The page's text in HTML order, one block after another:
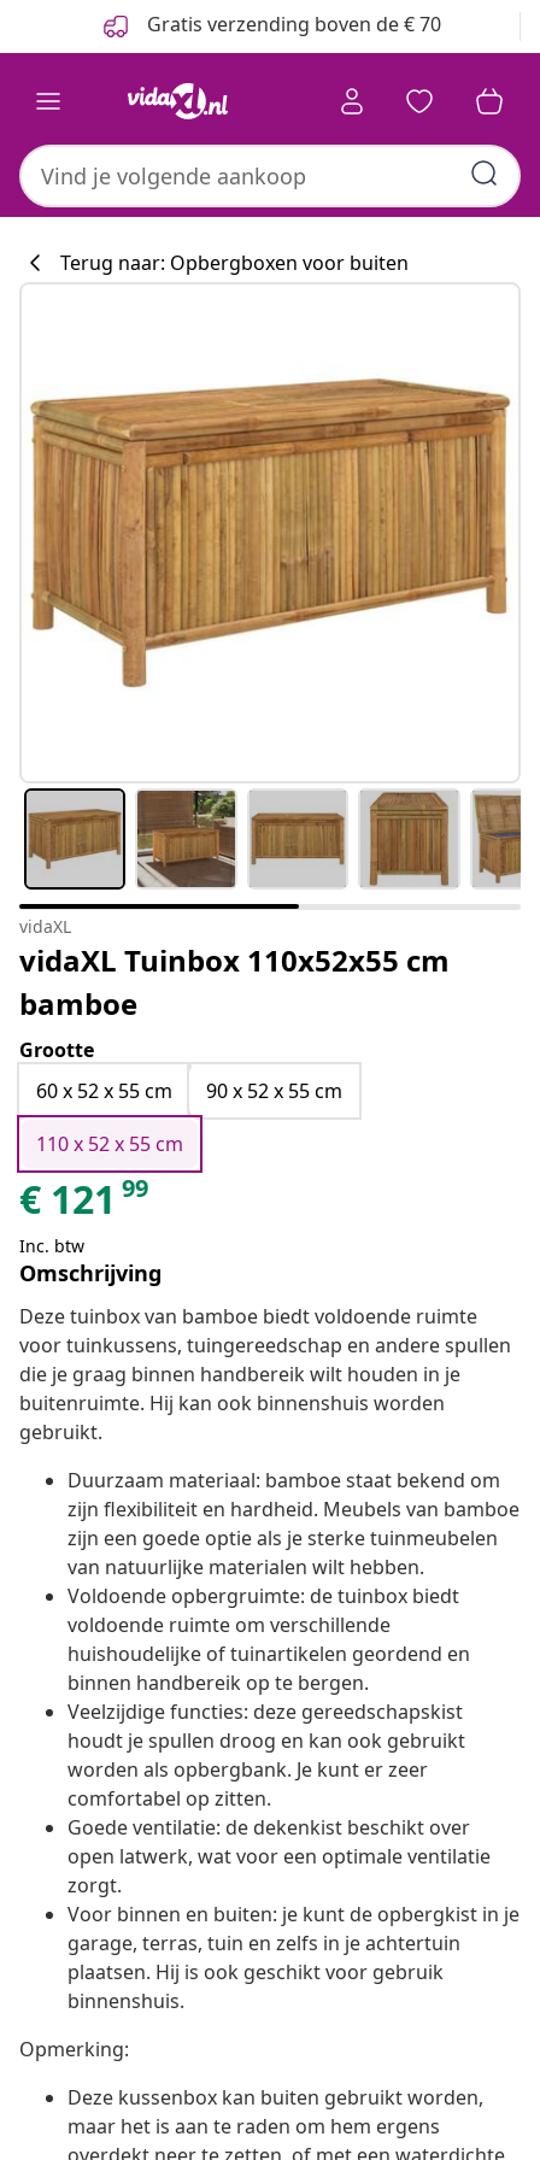
Gratis verzending boven de € 70
Terug naar: Opbergboxen voor buiten
vidaXL
vidaXL Tuinbox 110x52x55 cm
bamboe
Grootte
60 x 52 x 55 cm
90 x 52 x 55 cm
110 x 52 x 55 cm
€ 121 99
Inc. btw
Omschrijving
Deze tuinbox van bamboe biedt voldoende ruimte
voor tuinkussens, tuingereedschap en andere spullen
die je graag binnen handbereik wilt houden in je
buitenruimte. Hij kan ook binnenshuis worden
gebruikt.
Duurzaam materiaal: bamboe staat bekend om
zijn flexibiliteit en hardheid. Meubels van bamboe
zijn een goede optie als je sterke tuinmeubelen
van natuurlijke materialen wilt hebben.
Voldoende opbergruimte: de tuinbox biedt
voldoende ruimte om verschillende
huishoudelijke of tuinartikelen geordend en
binnen handbereik op te bergen.
Veelzijdige functies: deze gereedschapskist
houdt je spullen droog en kan ook gebruikt
worden als opbergbank. Je kunt er zeer
comfortabel op zitten.
Goede ventilatie: de dekenkist beschikt over
open latwerk, wat voor een optimale ventilatie
zorgt.
Voor binnen en buiten: je kunt de opbergkist in je
garage, terras, tuin en zelfs in je achtertuin
plaatsen. Hij is ook geschikt voor gebruik
binnenshuis.
Opmerking:
Deze kussenbox kan buiten gebruikt worden,
maar het is aan te raden om hem ergens